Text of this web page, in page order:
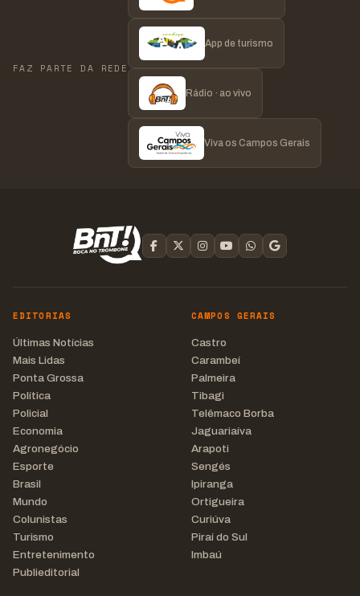
FAZ PARTE DA REDE
App de turismo
Rádio · ao vivo
Viva os Campos Gerais
EDITORIAS
Últimas Notícias
Mais Lidas
Ponta Grossa
Política
Policial
Economia
Agronegócio
Esporte
Brasil
Mundo
Colunistas
Turismo
Entretenimento
Publieditorial
CAMPOS GERAIS
Castro
Carambeí
Palmeira
Tibagi
Telêmaco Borba
Jaguariaíva
Arapoti
Sengés
Ipiranga
Ortigueira
Curiúva
Piraí do Sul
Imbaú